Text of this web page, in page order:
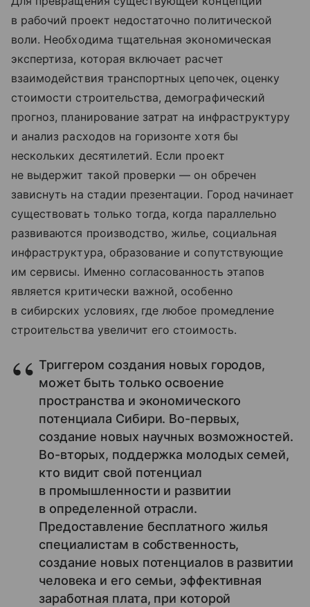
в рабочий проект недостаточно политической
воли. Необходима тщательная экономическая
экспертиза, которая включает расчет
взаимодействия транспортных цепочек, оценку
стоимости строительства, демографический
прогноз, планирование затрат на инфраструктуру
и анализ расходов на горизонте хотя бы
нескольких десятилетий. Если проект
не выдержит такой проверки — он обречен
зависнуть на стадии презентации. Город начинает
существовать только тогда, когда параллельно
развиваются производство, жилье, социальная
инфраструктура, образование и сопутствующие
им сервисы. Именно согласованность этапов
является критически важной, особенно
в сибирских условиях, где любое промедление
строительства увеличит его стоимость.
Триггером создания новых городов,
может быть только освоение
пространства и экономического
потенциала Сибири. Во-первых,
создание новых научных возможностей.
Во-вторых, поддержка молодых семей,
кто видит свой потенциал
в промышленности и развитии
в определенной отрасли.
Предоставление бесплатного жилья
специалистам в собственность,
создание новых потенциалов в развитии
человека и его семьи, эффективная
заработная плата, при которой